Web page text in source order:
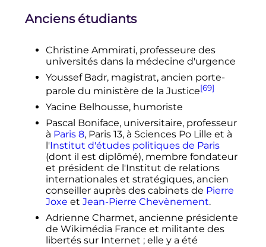
Anciens étudiants
Christine Ammirati, professeure des
universités dans la médecine d'urgence
Youssef Badr, magistrat, ancien porte-
parole du ministère de la Justice[69]
Yacine Belhousse, humoriste
Pascal Boniface, universitaire, professeur
à Paris 8, Paris 13, à Sciences Po Lille et à
l'Institut d'études politiques de Paris
(dont il est diplômé), membre fondateur
et président de l'Institut de relations
internationales et stratégiques, ancien
conseiller auprès des cabinets de Pierre
Joxe et Jean-Pierre Chevènement.
Adrienne Charmet, ancienne présidente
de Wikimédia France et militante des
libertés sur Internet ; elle y a été